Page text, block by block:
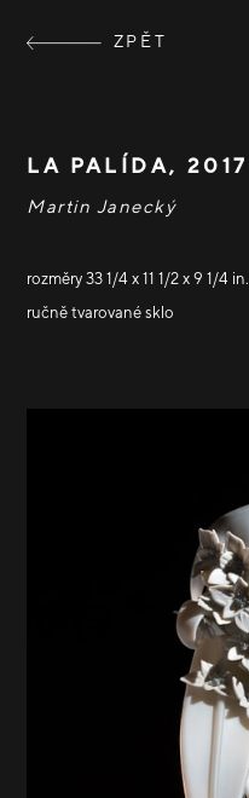
ZPĚT
LA PALÍDA, 2017
Martin Janecký
rozměry 33 1/4 x 11 1/2 x 9 1/4 in.
ručně tvarované sklo